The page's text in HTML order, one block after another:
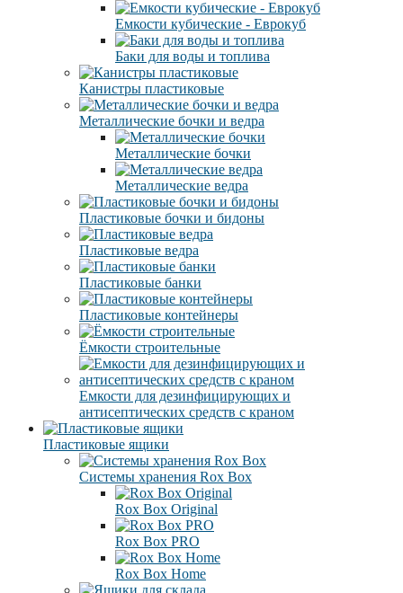
Емкости кубические - Еврокуб
Баки для воды и топлива
Канистры пластиковые
Металлические бочки и ведра
Металлические бочки
Металлические ведра
Пластиковые бочки и бидоны
Пластиковые ведра
Пластиковые банки
Пластиковые контейнеры
Ёмкости строительные
Емкости для дезинфицирующих и
антисептических средств с краном
Пластиковые ящики
Системы хранения Rox Box
Rox Box Original
Rox Box PRO
Rox Box Home